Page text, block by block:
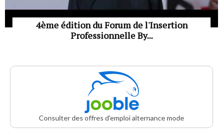
4ème édition du Forum de l'Insertion
Professionnelle By...
Consulter des offres d'emploi alternance mode